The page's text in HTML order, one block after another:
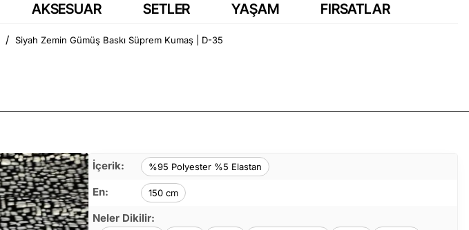
AKSESUAR SETLER YAŞAM FIRSATLAR
Siyah Zemin Gümüş Baskı Süprem Kumaş | D-35
İçerik: %95 Polyester %5 Elastan
En: 150 cm
Neler Dikilir: